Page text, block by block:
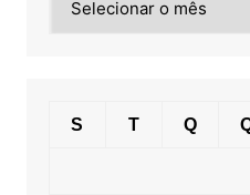
por
S T Q